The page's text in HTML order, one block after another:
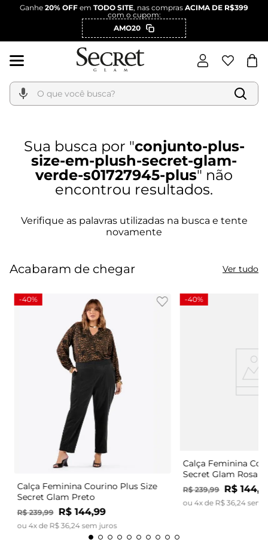
Ganhe 20% OFF em TODO SITE, nas compras ACIMA DE R$399
com o cupom:
AMO20
O que você busca?
conjunto-plus-
size-em-plush-secret-glam-
verde-s01727945-plus
Acabaram de chegar Ver tudo
-40%
Calça Feminina Courino Plus Size
Secret Glam Preto
R$ 239,99 R$ 144,99
ou 4x de R$ 36, 24sem juros
-40%
Calça Feminina
Secret Glam Rosa
R$ 239,99 R$ 144,
ou 4x de R$ 36,24sem